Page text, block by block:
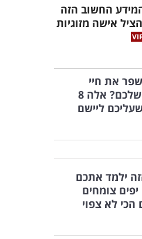
החשוב הזה
אישה מזוגיות
את חיי
החברה שלכם? אלה 8
ליישם
ילמד אתכם
צומחים
לא צפוי